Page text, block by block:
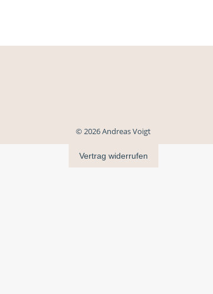
© 2026 Andreas Voigt
Vertrag widerrufen